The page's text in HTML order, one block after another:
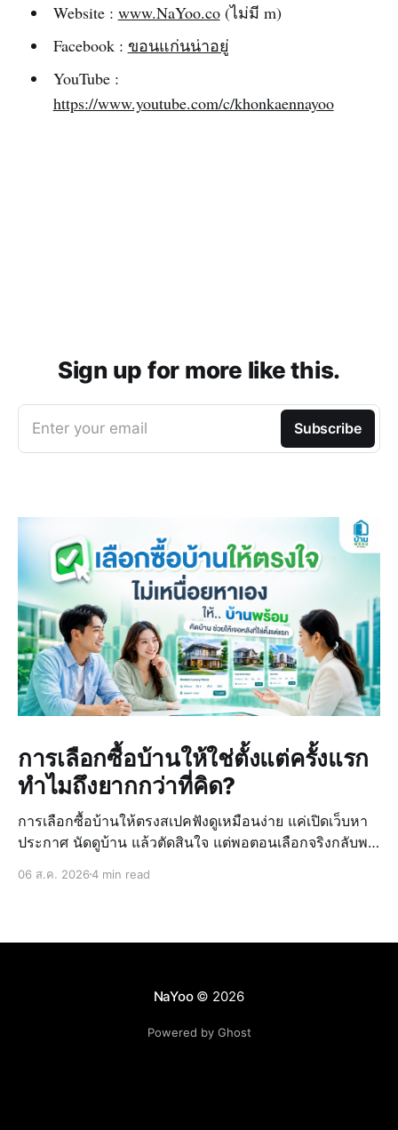
Website : www.NaYoo.co(ไม่มี m)‌‌
Facebook : ขอนแก่นน่าอยู่‌‌
YouTube :
https://www.youtube.com/c/khonkaennayoo
Sign up for more like this.
Enter your email Subscribe
การเลือกซื้อบ้านให้ใช่ตั้งแต่ครั้งแรก
ทำไมถึงยากกว่าที่คิด?
การเลือกซื้อบ้านให้ตรงสเปคฟังดูเหมือนง่าย แค่เปิดเว็บหา
ประกาศ นัดดูบ้าน แล้วตัดสินใจ แต่พอตอนเลือกจริงกลับพบ
ราคาที่ไม่ตรงกัน และไม่มั่นใจในทำเลหรือสภาพจริงของ
06 ส.ค. 20264 min read
NaYoo© 2026
Powered by Ghost